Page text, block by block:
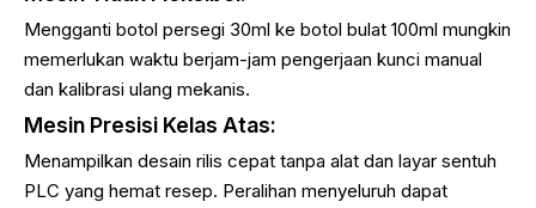
Mengganti botol persegi 30ml ke botol bulat 100ml mungkin
memerlukan waktu berjam-jam pengerjaan kunci manual
dan kalibrasi ulang mekanis.
Mesin Presisi Kelas Atas:
Menampilkan desain rilis cepat tanpa alat dan layar sentuh
PLC yang hemat resep. Peralihan menyeluruh dapat